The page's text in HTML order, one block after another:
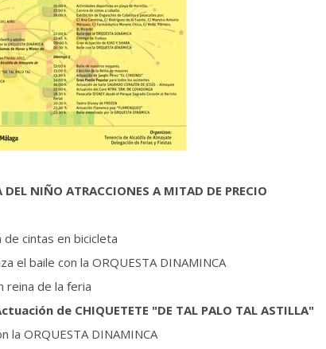
DEL NIÑO ATRACCIONES A MITAD DE PRECIO
cintas en bicicleta
el baile con la ORQUESTA DINAMINCA
reina de la feria
de CHIQUETETE "DE TAL PALO TAL ASTILLA"
la ORQUESTA DINAMINCA